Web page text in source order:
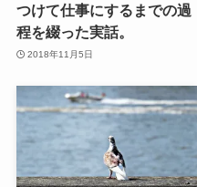
つけて仕事にするまでの過
程を綴った実話。
2018年11月5日